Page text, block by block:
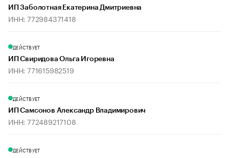
ИП Заболотная Екатерина Дмитриевна
ИНН: 772984371418
ДЕЙСТВУЕТ
ИП Свиридова Ольга Игоревна
ИНН: 771615982519
ДЕЙСТВУЕТ
ИП Самсонов Александр Владимирович
ИНН: 772489217108
ДЕЙСТВУЕТ